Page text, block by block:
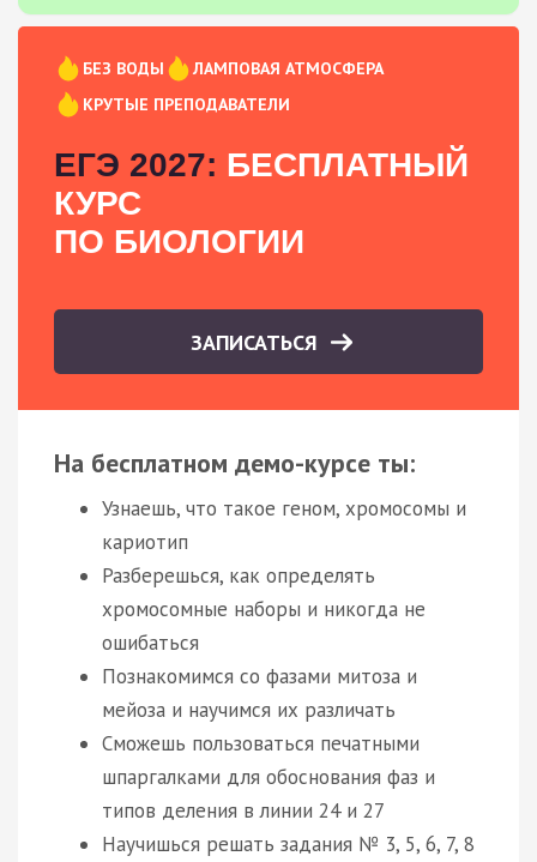
БЕЗ ВОДЫ
ЛАМПОВАЯ АТМОСФЕРА
КРУТЫЕ ПРЕПОДАВАТЕЛИ
ЕГЭ 2027: БЕСПЛАТНЫЙ
КУРС
ПО БИОЛОГИИ
ЗАПИСАТЬСЯ
На бесплатном демо-курсе ты:
Узнаешь, что такое геном, хромосомы и
кариотип
Разберешься, как определять
хромосомные наборы и никогда не
ошибаться
Познакомимся со фазами митоза и
мейоза и научимся их различать
Сможешь пользоваться печатными
шпаргалками для обоснования фаз и
типов деления в линии 24 и 27
Научишься решать задания № 3, 5, 6, 7, 8